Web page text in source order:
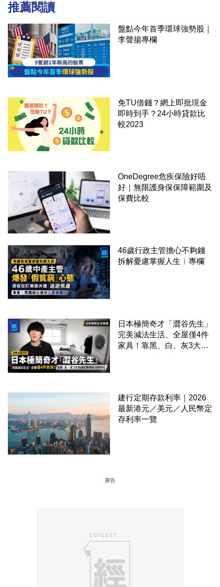
推薦閱讀
盤點今年首季環球強勢股｜
李聲揚專欄
免TU借錢？網上即批現金
即時到手？24小時貸款比
較2023
OneDegree危疾保險好唔
好｜無限護身保保障範圍及
保費比較
46歲行政主管擔心不夠錢
拆解憂慮掌握人生︳專欄
日本極簡奇才「澀谷先生」
完美減法生活、全屋僅4件
家具！靠黑、白、灰3大色
建行定期存款利率｜2026
最新港元／美元／人民幣定
存利率一覽
廣告